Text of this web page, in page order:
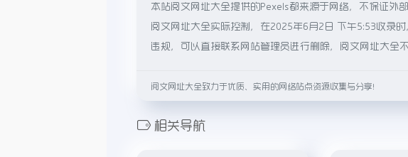
本站阅文网址大全提供的Pexels都来源于网络，不保证外
阅文网址大全实际控制，在2025年6月2日 下午5:53收录
违规，可以直接联系网站管理员进行删除，阅文网址大全
阅文网址大全致力于优质、实用的网络站点资源收集与分享！
相关导航